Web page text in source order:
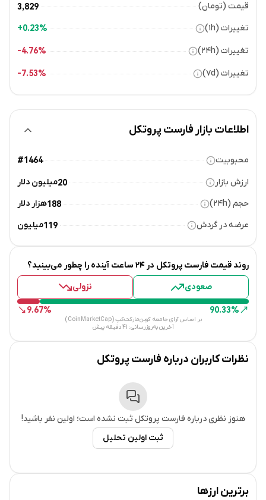
قیمت (تومان) 3,829
تغییرات (۱h) 0.23%+
تغییرات (۲۴h) 4.76%-
تغییرات (۷d) 7.53%-
اطلاعات بازار فارست پروتکل
محبوبیت #1464
ارزش بازار 20میلیون دلار
حجم (۲۴h)
188هزار دلار
عرضه در گردش
119میلیون
روند قیمت فارست پروتکل در ۲۴ ساعت آینده را چطور می‌بینید؟
صعودی
نزولی
90.33%
9.67%
بر اساس آرای جامعه کوین‌مارکت‌کپ (CoinMarketCap)
آخرین به‌روزرسانی: 41 دقیقه پیش
نظرات کاربران درباره فارست پروتکل
هنوز نظری درباره فارست پروتکل ثبت نشده است؛ اولین نفر باشید!
ثبت اولین تحلیل
برترین ارزها